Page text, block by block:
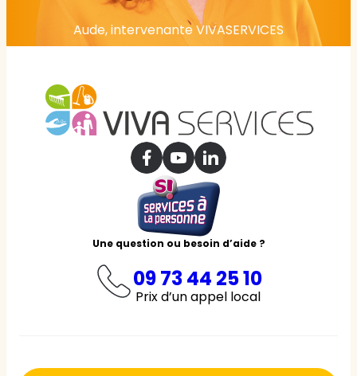
Aude, intervenante VIVASERVICES
Une question ou besoin d’aide ?
09 73 44 25 10
Prix d’un appel local